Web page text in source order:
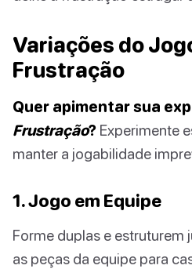
Variações do
Frustração
Quer apimentar sua
Frustração? Experimente
manter a jogabilidade
1. Jogo em Equipe
Forme duplas e estruturem
as peças da equipe para